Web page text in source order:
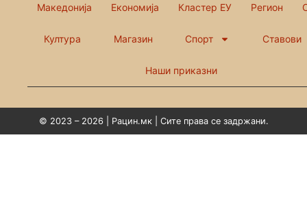
Македонија Економија Кластер ЕУ Регион
Култура Магазин Спорт Ставови
Наши приказни
© 2023 – 2026 | Рацин.мк | Сите права се задржани.